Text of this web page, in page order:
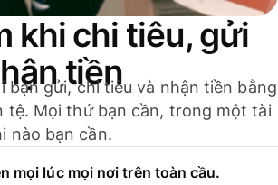
khi chi tiêu, gửi
tiền
bạn gửi, chi tiêu và nhận tiền bằng
tệ. Mọi thứ bạn cần, trong một tài
nào bạn cần.
mọi lúc mọi nơi trên toàn cầu.